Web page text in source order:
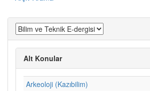
Alt Konular
Arkeoloji (Kazıbilim)